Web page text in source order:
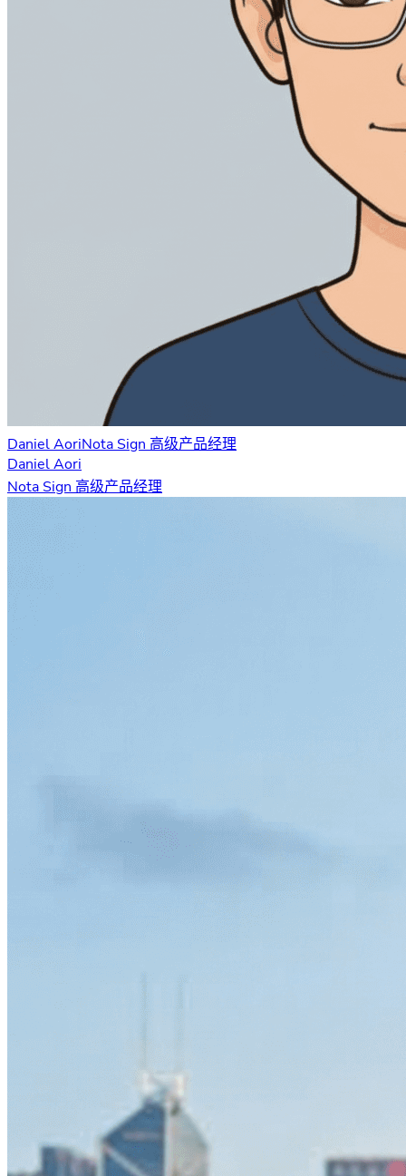
Daniel AoriNota Sign 高级产品经理
Daniel Aori
Nota Sign 高级产品经理